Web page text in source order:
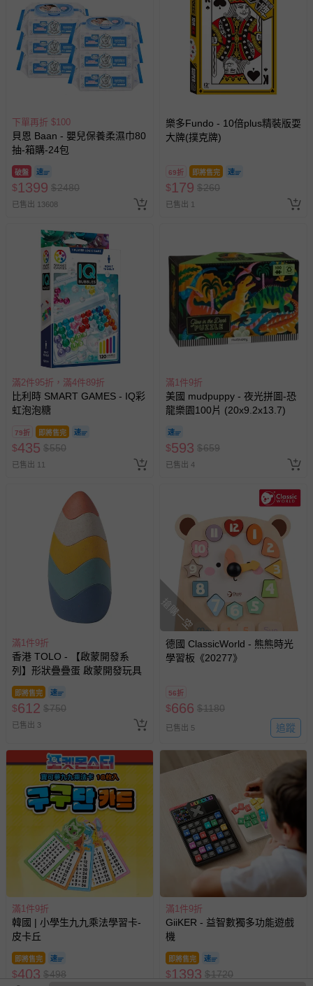
下單再折 $100
貝恩 Baan - 嬰兒保養柔濕巾80
抽-箱購-24包
破盤
$1399 $2480
已售出 13608
樂多Fundo - 10倍plus精裝版耍
大牌(撲克牌)
69折 即將售完
$179 $260
已售出 1
滿2件95折，滿4件89折
比利時 SMART GAMES - IQ彩
虹泡泡糖
79折 即將售完
$435 $550
已售出 11
滿1件9折
美國 mudpuppy - 夜光拼圖-恐
龍樂園100片 (20x9.2x13.7)
$593 $659
已售出 4
滿1件9折
香港 TOLO - 【啟蒙開發系
列】形狀疊疊蛋 啟蒙開發玩具
即將售完
$612 $750
已售出 3
搶購一空
德國 ClassicWorld - 熊熊時光
學習板《20277》
56折
$666 $1180
已售出 5 追蹤
滿1件9折
韓國 | 小學生九九乘法學習卡-
皮卡丘
即將售完
$403 $498
滿1件9折
GiiKER - 益智數獨多功能遊戲
機
即將售完
$1393 $1720